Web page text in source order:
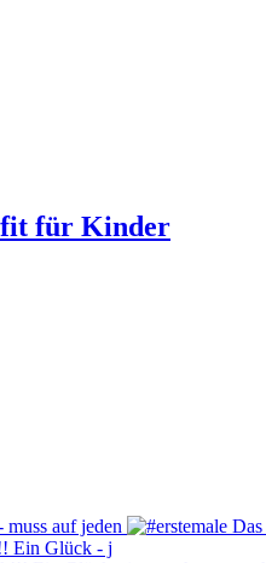
für Kinder
muss auf jeden
Ein Glück - j